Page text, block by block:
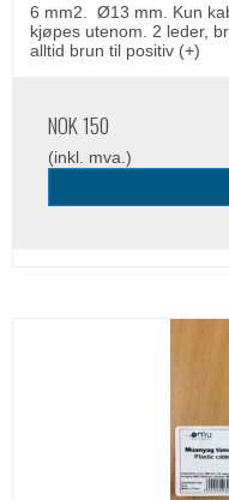
6 mm2. Ø13 mm. Kun
kjøpes utenom. 2 leder,
alltid brun til positiv (+)
NOK 150
(inkl. mva.)